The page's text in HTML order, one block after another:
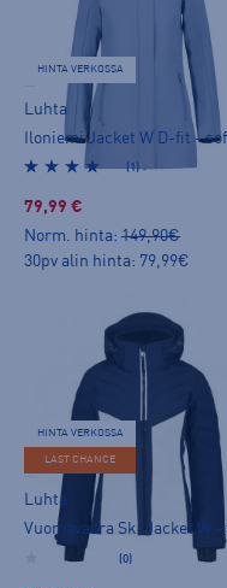
HINTA VERKOSSA
Luhta
(1)
79,99 €
Norm. hinta: 149,90€
30pv alin hinta: 79,99€
HINTA VERKOSSA
LAST CHANCE
Luhta
(0)